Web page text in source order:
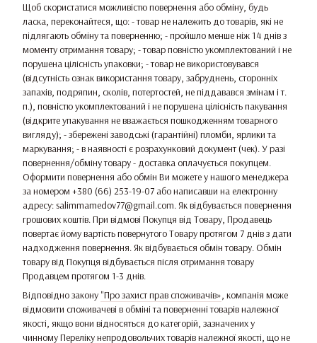
Щоб скористатися можливістю повернення або обміну, будь
ласка, переконайтеся, що: - товар не належить до товарів, які не
підлягають обміну та поверненню; - пройшло менше ніж 14 днів з
моменту отримання товару; - товар повністю укомплектований і не
порушена цілісність упаковки; - товар не використовувався
(відсутність ознак використання товару, забруднень, сторонніх
запахів, подряпин, сколів, потертостей, не піддавався змінам і т.
п.), повністю укомплектований і не порушена цілісність пакування
(відкрите упакування не вважається пошкодженням товарного
вигляду); - збережені заводські (гарантійні) пломби, ярлики та
маркування; - в наявності є розрахунковий документ (чек). У разі
повернення/обміну товару - доставка оплачується покупцем.
Оформити повернення або обмін Ви можете у нашого менеджера
за номером +380 (66) 253-19-07 або написавши на електронну
адресу: salimmamedov77@gmail.com. Як відбувається повернення
грошових коштів. При відмові Покупця від Товару, Продавець
повертає йому вартість повернутого Товару протягом 7 днів з дати
надходження повернення. Як відбувається обмін товару. Обмін
товару від Покупця відбувається після отримання товару
Продавцем протягом 1-3 днів.
Відповідно закону "Про захист прав споживачів», компанія може
відмовити споживачеві в обміні та поверненні товарів належної
якості, якщо вони відносяться до категорій, зазначених у
чинномуПереліку непродовольчих товарів належної якості, що не